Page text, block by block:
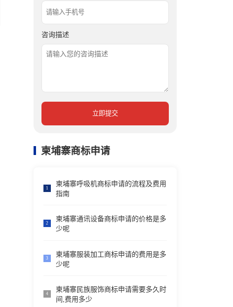
咨询描述
立即提交
柬埔寨商标申请
1
柬埔寨呼吸机商标申请的流程及费用
指南
2
柬埔寨通讯设备商标申请的价格是多
少呢
3
柬埔寨服装加工商标申请的费用是多
少呢
4
柬埔寨民族服饰商标申请需要多久时
间,费用多少